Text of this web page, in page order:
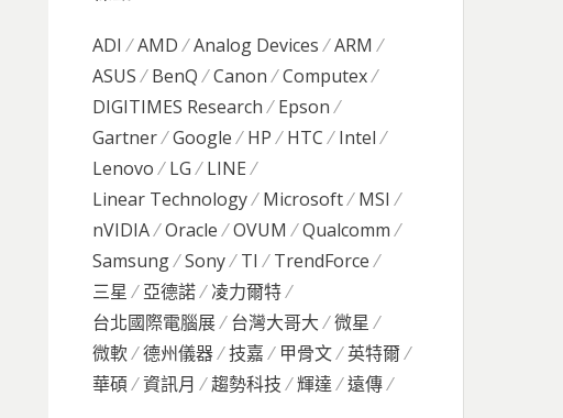
ADI AMD Analog Devices
ARM
ASUS
BenQ Canon
Computex
DIGITIMES Research
Epson
Gartner
Google HP HTC
Intel
Lenovo
LG
LINE
Linear Technology
Microsoft
MSI
nVIDIA
Oracle OVUM
Qualcomm
Samsung
Sony TI
TrendForce
三星
亞德諾
凌力爾特
台北國際電腦展
台灣大哥大
微星
微軟
德州儀器 技嘉 甲骨文
英特爾
華碩
資訊月 趨勢科技 輝達 遠傳